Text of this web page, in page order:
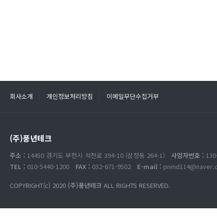
회사소개 개인정보처리방침 이메일무단수집거부
(주)풍년테크
주소 : 14450 경기도 부천시 석천로 394-10 (삼정동 264-1) 사업자번호 :
TEL : 010-5440-1200 FAX : 032-671-9502 E-mail :
COPYRIGHT(c) 2020 (주)풍년테크 ALL RIGHTS RESERVED.